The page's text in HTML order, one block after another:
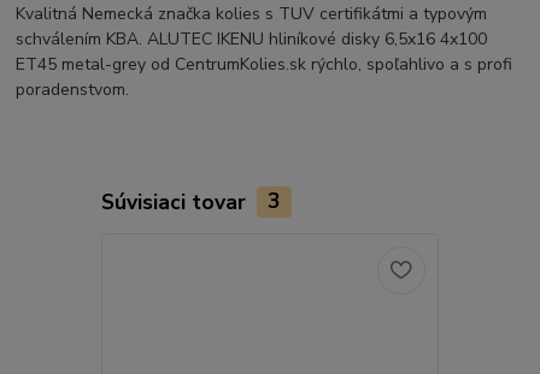
Kvalitná Nemecká značka kolies s TUV certifikátmi a typovým
schválením KBA. ALUTEC IKENU hliníkové disky 6,5x16 4x100
ET45 metal-grey od CentrumKolies.sk rýchlo, spoľahlivo a s profi
poradenstvom.
Súvisiaci tovar 3